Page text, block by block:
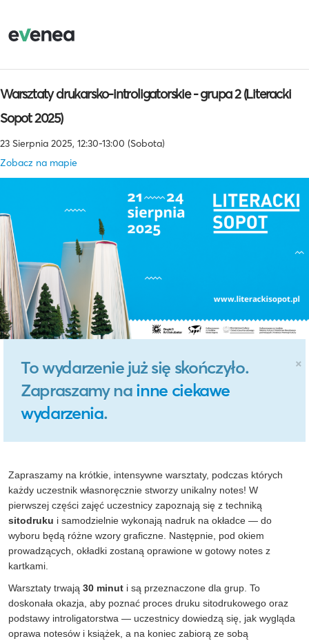
Warsztaty drukarsko-introligatorskie - grupa 2 (Literacki
Sopot 2025)
23 Sierpnia 2025, 12:30-13:00 (Sobota)
Zobacz na mapie
×
To wydarzenie już się skończyło.
Zapraszamy na inne ciekawe
wydarzenia.
Zapraszamy na krótkie, intensywne warsztaty, podczas których
każdy uczestnik własnoręcznie stworzy unikalny notes! W
pierwszej części zajęć uczestnicy zapoznają się z techniką
sitodruku i samodzielnie wykonają nadruk na okładce — do
wyboru będą różne wzory graficzne. Następnie, pod okiem
prowadzących, okładki zostaną oprawione w gotowy notes z
kartkami.
Warsztaty trwają 30 minut i są przeznaczone dla grup. To
doskonała okazja, aby poznać proces druku sitodrukowego oraz
podstawy introligatorstwa — uczestnicy dowiedzą się, jak wygląda
oprawa notesów i książek, a na koniec zabiorą ze sobą